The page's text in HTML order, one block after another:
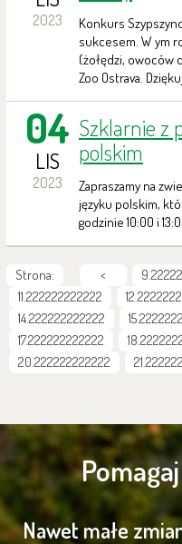
2023
Konkurs
sukcesem. W ym
(żołędzi, owoców
Zoo Ostrava.
04
LIS
2023
Szklarnie z
polskim
Zapraszamy na
języku polskim,
godzinie 10:00 i
Strona: <
11.222222222222
14.222222222222
17.222222222222
20.222222222222
Nawet małe